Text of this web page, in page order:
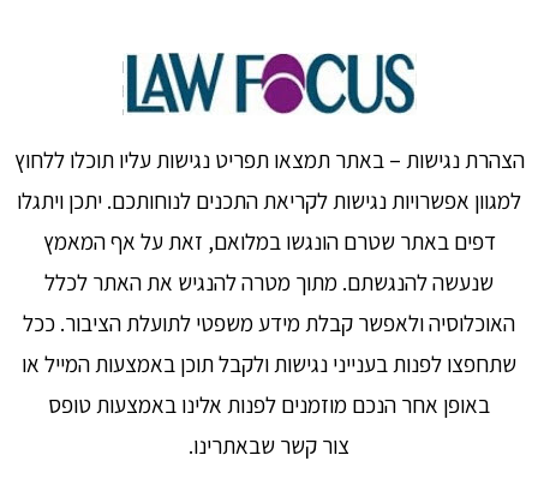
הצהרת נגישות – באתר תמצאו תפריט נגישות עליו תוכלו ללחוץ
למגוון אפשרויות נגישות לקריאת התכנים לנוחותכם. יתכן ויתגלו
דפים באתר שטרם הונגשו במלואם, זאת על אף המאמץ
שנעשה להנגשתם. מתוך מטרה להנגיש את האתר לכלל
האוכלוסיה ולאפשר קבלת מידע משפטי לתועלת הציבור. ככל
שתחפצו לפנות בענייני נגישות ולקבל תוכן באמצעות המייל או
באופן אחר הנכם מוזמנים לפנות אלינו באמצעות טופס
צור קשר שבאתרינו.